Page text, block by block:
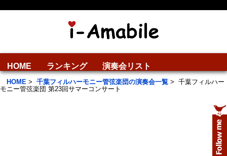
HOME ランキング 演奏会リスト
HOME > 千葉フィルハーモニー管弦楽団の演奏会一覧 > 千葉フィルハー
モニー管弦楽団 第23回サマーコンサート